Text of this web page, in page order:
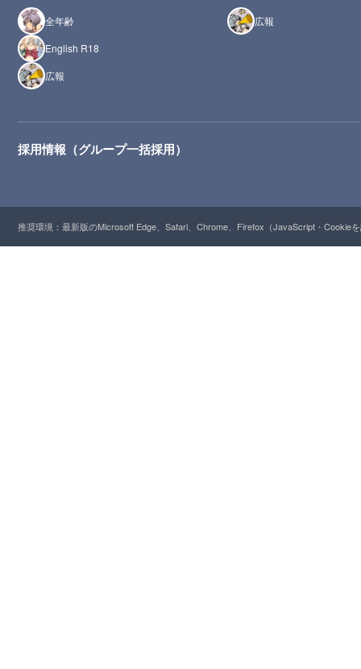
全年齢
English R18
広報
広報
採用情報（グループ一括採用）
推奨環境：最新版のMicrosoft Edge、Safari、Chrome、Firefox（JavaScript・Cookie